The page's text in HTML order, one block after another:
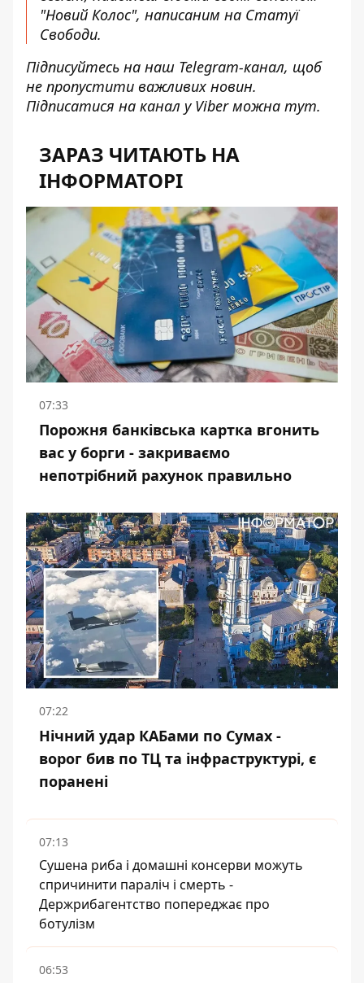
"Новий Колос", написаним на Статуї
Свободи.
Підписуйтесь на наш Telegram-канал, щоб
не пропустити важливих новин.
Підписатися на канал у Viber можна тут.
ЗАРАЗ ЧИТАЮТЬ НА
ІНФОРМАТОРІ
07:33
Порожня банківська картка вгонить
вас у борги - закриваємо
непотрібний рахунок правильно
07:22
Нічний удар КАБами по Сумах -
ворог бив по ТЦ та інфраструктурі, є
поранені
07:13
Сушена риба і домашні консерви можуть
спричинити параліч і смерть -
Держрибагентство попереджає про
ботулізм
06:53